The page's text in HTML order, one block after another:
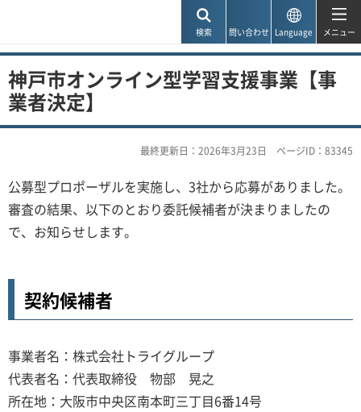
検索 問い合わせ Language メニュー
神戸市オンライン型学習支援事業【事
業者決定】
最終更新日：2026年3月23日 ページID：83345
公募型プロポーザルを実施し、3社から応募がありました。
審査の結果、以下のとおり委託候補者が決まりましたの
で、お知らせします。
契約候補者
事業者名：株式会社トライグループ
代表者名：代表取締役 物部 晃之
所在地：大阪市中央区南本町三丁目6番14号